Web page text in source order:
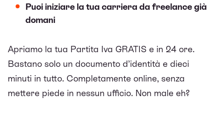
Puoi iniziare la tua carriera da freelance già
domani
Apriamo la tua Partita Iva GRATIS e in 24 ore.
Bastano solo un documento d’identità e dieci
minuti in tutto. Completamente online, senza
mettere piede in nessun ufficio. Non male eh?